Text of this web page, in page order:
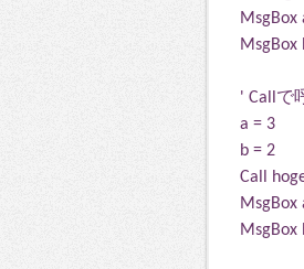
MsgBox
MsgBox
' Callで
a = 3
b = 2
Call
MsgBox
MsgBox